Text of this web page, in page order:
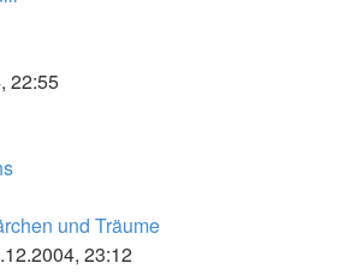
22:55
und Träume
23:12